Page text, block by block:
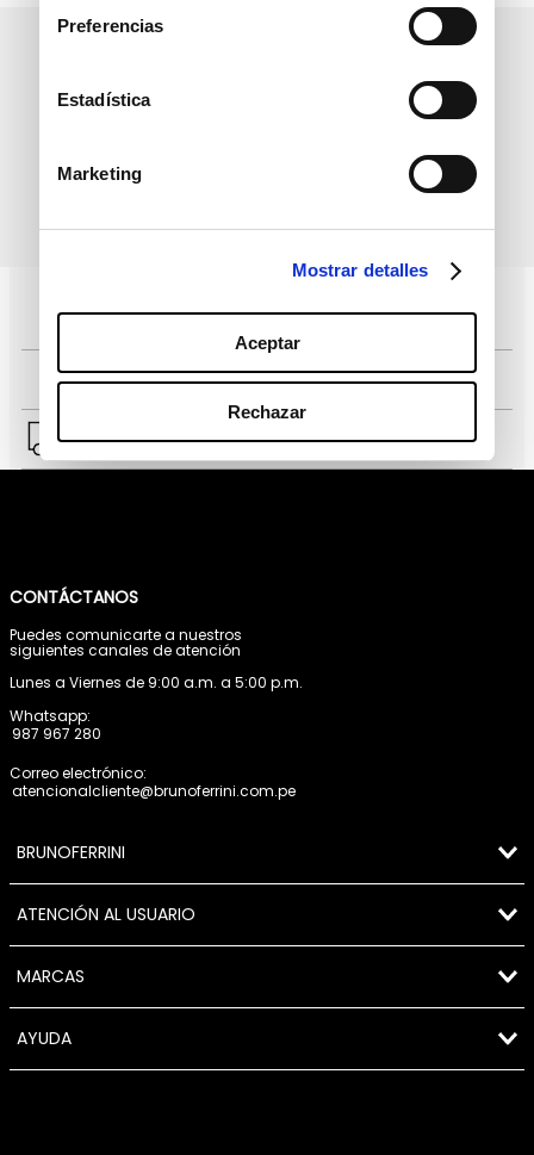
Preferencias
Estadística
Marketing
Mostrar detalles
Aceptar
Rechazar
Pagos 100% seguros, página certificada
Comprar fácil en solo 4 pasos
Envío a Lima y a provincias.
CONTÁCTANOS
Puedes comunicarte a nuestros
siguientes canales de atención
Lunes a Viernes de 9:00 a.m. a 5:00 p.m.
Whatsapp:
987 967 280
Correo electrónico:
atencionalcliente@brunoferrini.com.pe
BRUNOFERRINI
ATENCIÓN AL USUARIO
MARCAS
AYUDA